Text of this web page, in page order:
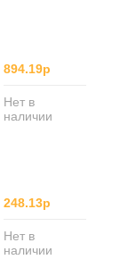
894.19р
Нет в
наличии
248.13р
Нет в
наличии